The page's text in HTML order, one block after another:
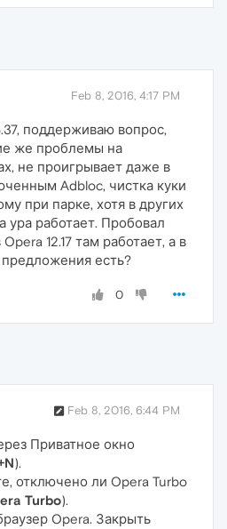
Feb 8, 2016, 4:17 PM
поддерживаю вопрос,
же проблемы на
не проигрывает даже в
Adbloc, чистка куки
при парке, хотя в других
ура работает. Пробовал
12.17 там работает, а в
есть?
0
Feb 8, 2016, 6:44 PM
Приватное окно
).
отключено ли Opera Turbo
Turbo).
Opera. Закрыть